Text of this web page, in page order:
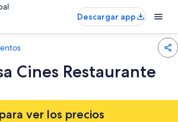
Descargar app
Cines Restaurante
ver los precios